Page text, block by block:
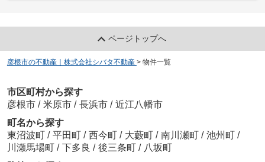
ページトップへ
彦根市の不動産｜株式会社シバタ不動産 > 物件一覧
市区町村から探す
彦根市 / 米原市 / 長浜市 / 近江八幡市
町名から探す
東沼波町 / 平田町 / 西今町 / 大藪町 / 南川瀬町 / 池州町 /
川瀬馬場町 / 下多良 / 後三条町 / 八坂町